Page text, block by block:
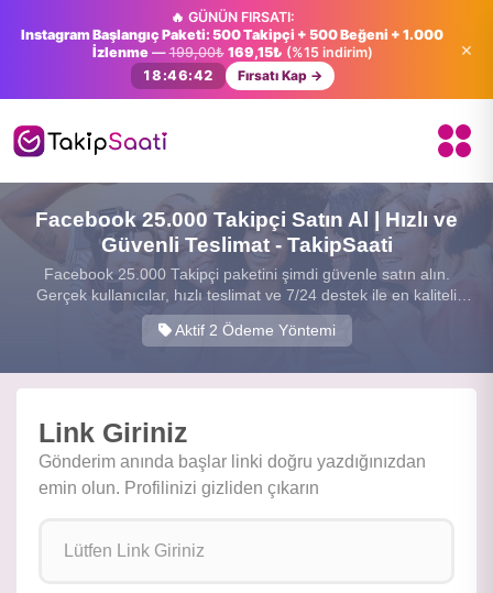
🔥 GÜNÜN FIRSATI:
Instagram Başlangıç Paketi: 500 Takipçi + 500 Beğeni + 1.000
İzlenme—199,00₺ 169,15₺ (%15 indirim)
18:46:42
Fırsatı Kap →
×
Facebook 25.000 Takipçi Satın Al | Hızlı ve
Güvenli Teslimat - TakipSaati
Facebook 25.000 Takipçi paketini şimdi güvenle satın alın.
Gerçek kullanıcılar, hızlı teslimat ve 7/24 destek ile en kaliteli
sosyal medya hizmetini sunuyoruz.
Aktif 2 Ödeme Yöntemi
Link Giriniz
Gönderim anında başlar linki doğru yazdığınızdan
emin olun. Profilinizi gizliden çıkarın